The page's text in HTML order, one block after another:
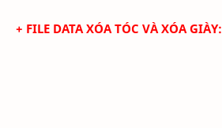
+ FILE DATA XÓA TÓC VÀ XÓA GIÀY: